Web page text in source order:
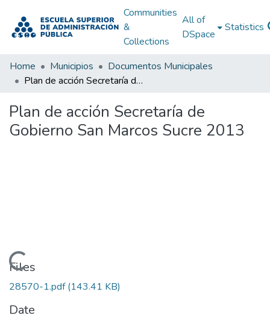
Communities
&
Collections
All of
DSpace
Statistics
Home Municipios
Documentos Municipales
Plan de acción Secretaría de Gobierno San Marcos Sucre 2013
Plan de acción Secretaría de
Gobierno San Marcos Sucre 2013
Loading...
Files
28570-1.pdf(143.41 KB)
Date